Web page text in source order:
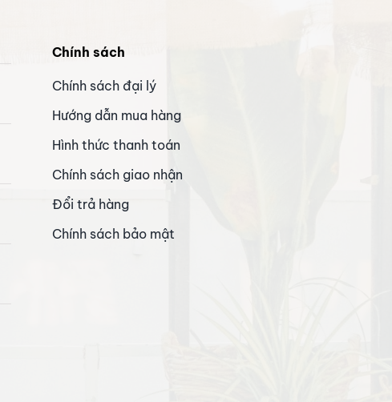
Chính sách
Chính sách đại lý
Hướng dẫn mua hàng
Hình thức thanh toán
Chính sách giao nhận
Đổi trả hàng
Chính sách bảo mật